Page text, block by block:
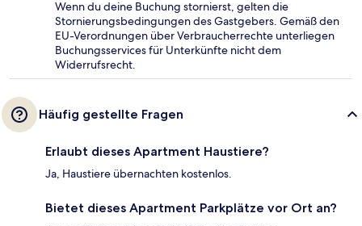
Wenn du deine Buchung stornierst, gelten die
Stornierungsbedingungen des Gastgebers. Gemäß den
EU-Verordnungen über Verbraucherrechte unterliegen
Buchungsservices für Unterkünfte nicht dem
Widerrufsrecht.
Häufig gestellte Fragen
Erlaubt dieses Apartment Haustiere?
Ja, Haustiere übernachten kostenlos.
Bietet dieses Apartment Parkplätze vor Ort an?